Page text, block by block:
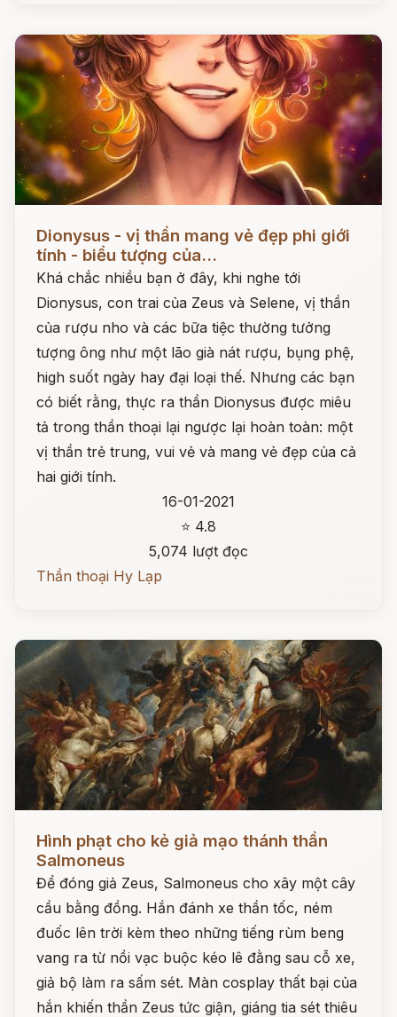
Dionysus - vị thần mang vẻ đẹp phi giới
tính - biểu tượng của...
Khá chắc nhiều bạn ở đây, khi nghe tới
Dionysus, con trai của Zeus và Selene, vị thần
của rượu nho và các bữa tiệc thường tưởng
tượng ông như một lão già nát rượu, bụng phệ,
high suốt ngày hay đại loại thế. Nhưng các bạn
có biết rằng, thực ra thần Dionysus được miêu
tả trong thần thoại lại ngược lại hoàn toàn: một
vị thần trẻ trung, vui vẻ và mang vẻ đẹp của cả
hai giới tính.
16-01-2021
⭐ 4.8
5,074 lượt đọc
Thần thoại Hy Lạp
Hình phạt cho kẻ giả mạo thánh thần
Salmoneus
Để đóng giả Zeus, Salmoneus cho xây một cây
cầu bằng đồng. Hắn đánh xe thần tốc, ném
đuốc lên trời kèm theo những tiếng rùm beng
vang ra từ nồi vạc buộc kéo lê đằng sau cỗ xe,
giả bộ làm ra sấm sét. Màn cosplay thất bại của
hắn khiến thần Zeus tức giận, giáng tia sét thiêu